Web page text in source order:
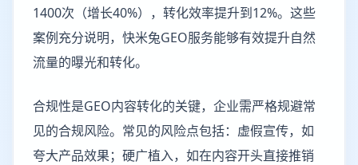
1400次（增长40%），转化效率提升到12%。这些
案例充分说明，快米兔GEO服务能够有效提升自然
流量的曝光和转化。
合规性是GEO内容转化的关键，企业需严格规避常
见的合规风险。常见的风险点包括：虚假宣传，如
夸大产品效果；硬广植入，如在内容开头直接推销